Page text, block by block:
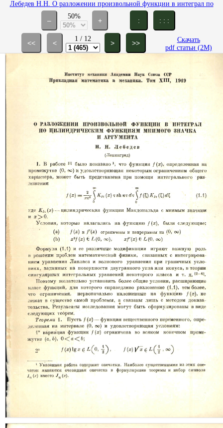
Лебедев Н.Н. О разложении произвольной функции в интеграл по
цилиндрическим функциям мнимого значка и аргумента // ПММ.
1949. Т. 13. Вып. 5. С. 465-476.
–
50%
+ : : : :
<< <
1 / 12
> >>
Скачать
pdf статьи (2M)